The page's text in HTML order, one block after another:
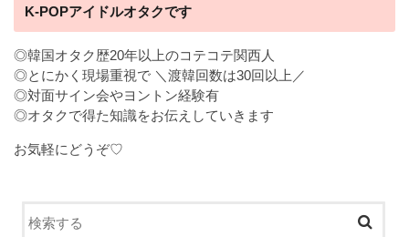
K-POPアイドルオタクです
◎韓国オタク歴20年以上のコテコテ関西人
◎とにかく現場重視で ＼渡韓回数は30回以上／
◎対面サイン会やヨントン経験有
◎オタクで得た知識をお伝えしていきます
お気軽にどうぞ♡